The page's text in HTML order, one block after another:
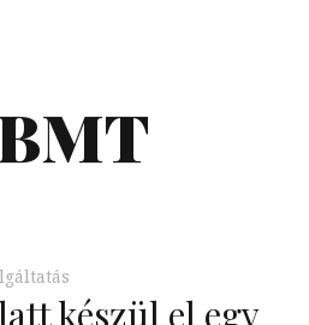
készül el egy